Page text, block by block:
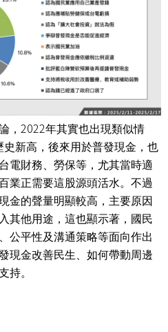
， 2022年其實也出現類似情
史新高，後來用於普發現金，也
電財務、勞保等，尤其當時適
業正需要這股源頭活水。不過
金的聲量明顯較高，主要原因
其他用途，這也顯示著，國民
公平性及溝通策略等面向作出
現金改善民生、如何帶動周邊
持。